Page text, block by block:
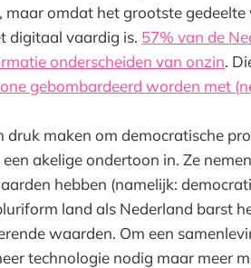
omdat het grootste gedeelte
digitaal vaardig is. 57% van de
onderscheiden van onzin.
gebombardeerd worden met
maken om democratische
akelige ondertoon in. Ze
hebben (namelijk:
land als Nederland barst
waarden. Om een
technologie nodig maar meer